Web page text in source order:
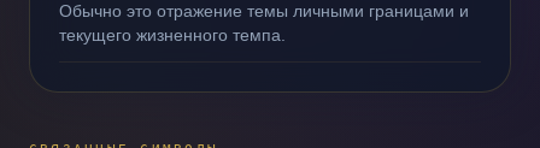
Обычно это отражение темы личными границами и
текущего жизненного темпа.